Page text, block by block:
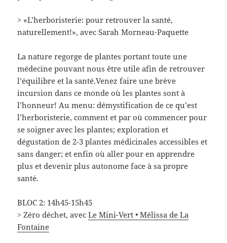
> «L’herboristerie: pour retrouver la santé,
naturellement!», avec Sarah Morneau-Paquette
La nature regorge de plantes portant toute une
médecine pouvant nous être utile afin de retrouver
l’équilibre et la santé.Venez faire une brève
incursion dans ce monde où les plantes sont à
l’honneur! Au menu: démystification de ce qu’est
l’herboristerie, comment et par où commencer pour
se soigner avec les plantes; exploration et
dégustation de 2-3 plantes médicinales accessibles et
sans danger; et enfin où aller pour en apprendre
plus et devenir plus autonome face à sa propre
santé.
BLOC 2: 14h45-15h45
> Zéro déchet, avecLe Mini-Vert • Mélissa de La
Fontaine